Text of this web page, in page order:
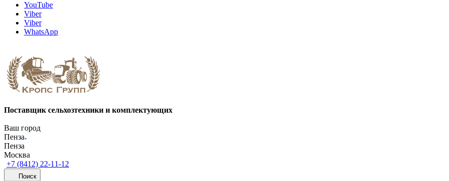
YouTube
Viber
Viber
WhatsApp
Поставщик сельхозтехники и комплектующих
Ваш город
Пенза
Пенза
Москва
+7 (8412) 22-11-12
Поиск